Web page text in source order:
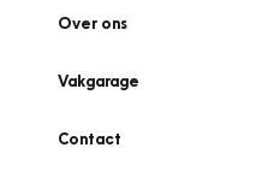
Over ons
Vakgarage
Contact